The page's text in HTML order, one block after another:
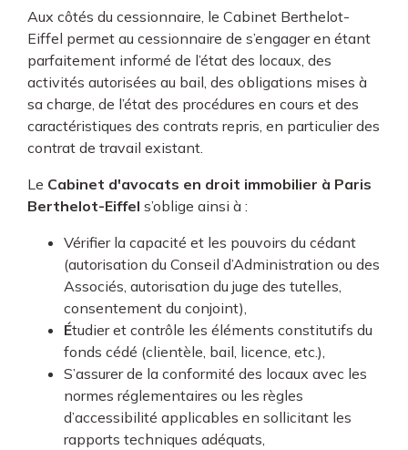
Aux côtés du cessionnaire, le Cabinet Berthelot-
Eiffel permet au cessionnaire de s’engager en étant
parfaitement informé de l’état des locaux, des
activités autorisées au bail, des obligations mises à
sa charge, de l’état des procédures en cours et des
caractéristiques des contrats repris, en particulier des
contrat de travail existant.
Le Cabinet d'avocats en droit immobilier à Paris
Berthelot-Eiffel s’oblige ainsi à :
Vérifier la capacité et les pouvoirs du cédant
(autorisation du Conseil d’Administration ou des
Associés, autorisation du juge des tutelles,
consentement du conjoint),
Étudier et contrôle les éléments constitutifs du
fonds cédé (clientèle, bail, licence, etc.),
S’assurer de la conformité des locaux avec les
normes réglementaires ou les règles
d’accessibilité applicables en sollicitant les
rapports techniques adéquats,